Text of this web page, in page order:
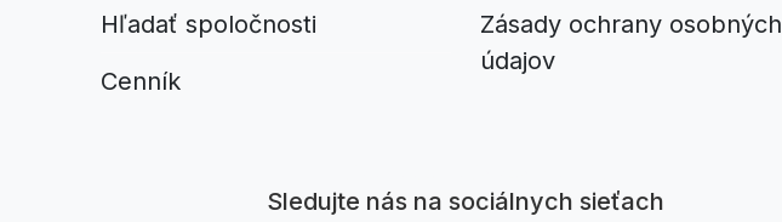
Hľadať spoločnosti
Cenník
Zásady ochrany osobných
údajov
Sledujte nás na sociálnych sieťach